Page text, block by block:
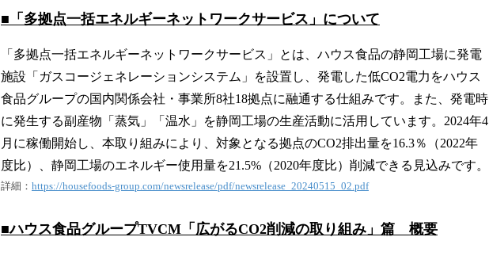
■「多拠点一括エネルギーネットワークサービス」について
「多拠点一括エネルギーネットワークサービス」とは、ハウス食品の静岡工場に発電
施設「ガスコージェネレーションシステム」を設置し、発電した低CO2電力をハウス
食品グループの国内関係会社・事業所8社18拠点に融通する仕組みです。また、発電時
に発生する副産物「蒸気」「温水」を静岡工場の生産活動に活用しています。2024年4
月に稼働開始し、本取り組みにより、対象となる拠点のCO2排出量を16.3％（2022年
度比）、静岡工場のエネルギー使用量を21.5%（2020年度比）削減できる見込みです。
詳細： https://housefoods-group.com/newsrelease/pdf/newsrelease_20240515_02.pdf
■ハウス食品グループTVCM「広がるCO2削減の取り組み」篇 概要